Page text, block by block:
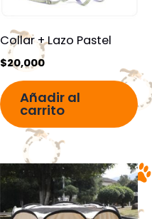
Collar + Lazo Pastel
$20,000
Añadir al
carrito